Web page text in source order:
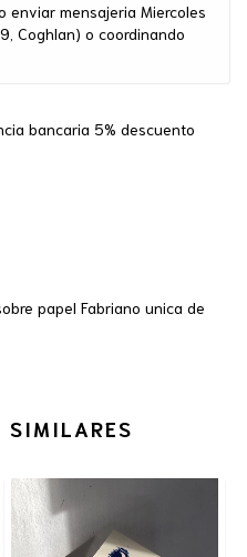
enviar mensajeria Miercoles
Coghlan) o coordinando
bancaria 5% descuento
papel Fabriano unica de
SIMILARES